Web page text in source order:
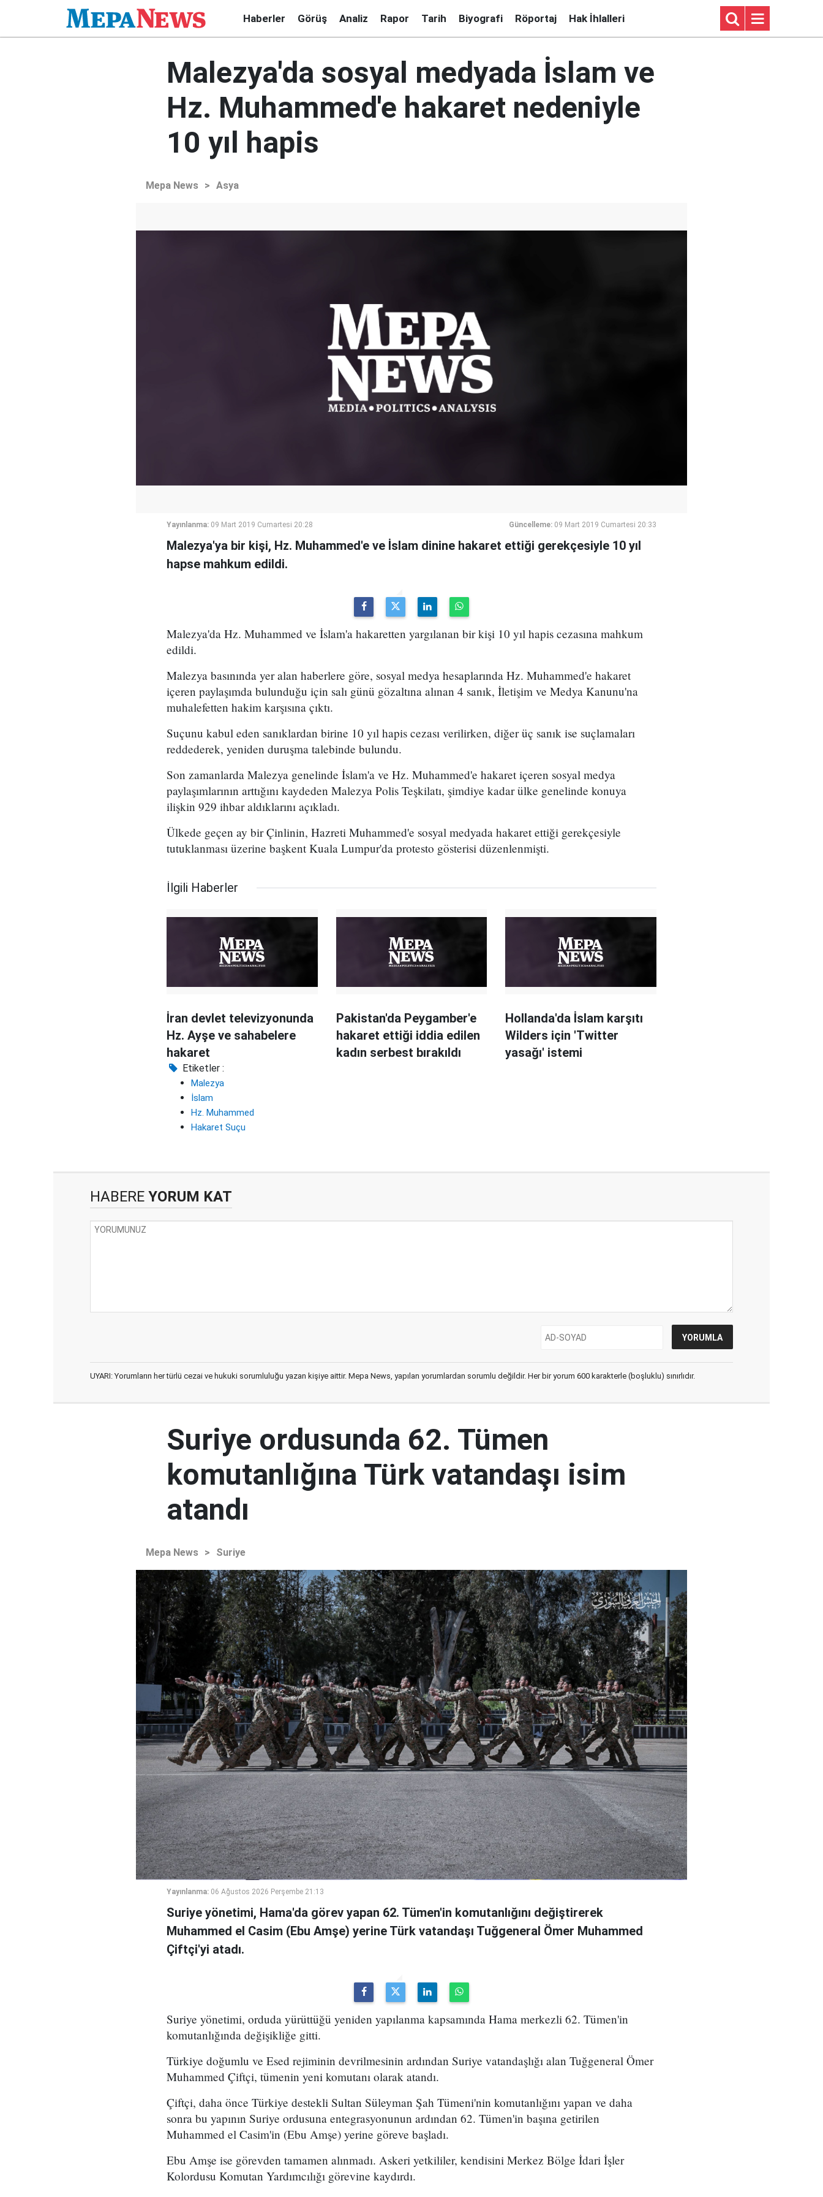
Haberler Görüş Analiz Rapor Tarih Biyografi Röportaj Hak İhlalleri
Malezya'da sosyal medyada İslam ve
Hz. Muhammed'e hakaret nedeniyle
10 yıl hapis
Mepa News > Asya
Yayınlanma: 09 Mart 2019 Cumartesi 20:28 Güncelleme: 09 Mart 2019 Cumartesi 20:33
Malezya'ya bir kişi, Hz. Muhammed'e ve İslam dinine hakaret ettiği gerekçesiyle 10 yıl
hapse mahkum edildi.
Malezya'da Hz. Muhammed ve İslam'a hakaretten yargılanan bir kişi 10 yıl hapis cezasına mahkum
edildi.
Malezya basınında yer alan haberlere göre, sosyal medya hesaplarında Hz. Muhammed'e hakaret
içeren paylaşımda bulunduğu için salı günü gözaltına alınan 4 sanık, İletişim ve Medya Kanunu'na
muhalefetten hakim karşısına çıktı.
Suçunu kabul eden sanıklardan birine 10 yıl hapis cezası verilirken, diğer üç sanık ise suçlamaları
reddederek, yeniden duruşma talebinde bulundu.
Son zamanlarda Malezya genelinde İslam'a ve Hz. Muhammed'e hakaret içeren sosyal medya
paylaşımlarının arttığını kaydeden Malezya Polis Teşkilatı, şimdiye kadar ülke genelinde konuya
ilişkin 929 ihbar aldıklarını açıkladı.
Ülkede geçen ay bir Çinlinin, Hazreti Muhammed'e sosyal medyada hakaret ettiği gerekçesiyle
tutuklanması üzerine başkent Kuala Lumpur'da protesto gösterisi düzenlenmişti.
İlgili Haberler
İran devlet televizyonunda
Hz. Ayşe ve sahabelere
hakaret
Pakistan'da Peygamber'e
hakaret ettiği iddia edilen
kadın serbest bırakıldı
Hollanda'da İslam karşıtı
Wilders için 'Twitter
yasağı' istemi
Etiketler :
Malezya
İslam
Hz. Muhammed
Hakaret Suçu
HABERE YORUM KAT
UYARI: Yorumların her türlü cezai ve hukuki sorumluluğu yazan kişiye aittir. Mepa News, yapılan yorumlardan sorumlu değildir. Her bir yorum 600 karakterle (boşluklu) sınırlıdır.
Suriye ordusunda 62. Tümen
komutanlığına Türk vatandaşı isim
atandı
Mepa News > Suriye
Yayınlanma: 06 Ağustos 2026 Perşembe 21:13
Suriye yönetimi, Hama'da görev yapan 62. Tümen'in komutanlığını değiştirerek
Muhammed el Casim (Ebu Amşe) yerine Türk vatandaşı Tuğgeneral Ömer Muhammed
Çiftçi'yi atadı.
Suriye yönetimi, orduda yürüttüğü yeniden yapılanma kapsamında Hama merkezli 62. Tümen'in
komutanlığında değişikliğe gitti.
Türkiye doğumlu ve Esed rejiminin devrilmesinin ardından Suriye vatandaşlığı alan Tuğgeneral Ömer
Muhammed Çiftçi, tümenin yeni komutanı olarak atandı.
Çiftçi, daha önce Türkiye destekli Sultan Süleyman Şah Tümeni'nin komutanlığını yapan ve daha
sonra bu yapının Suriye ordusuna entegrasyonunun ardından 62. Tümen'in başına getirilen
Muhammed el Casim'in (Ebu Amşe) yerine göreve başladı.
Ebu Amşe ise görevden tamamen alınmadı. Askeri yetkililer, kendisini Merkez Bölge İdari İşler
Kolordusu Komutan Yardımcılığı görevine kaydırdı.